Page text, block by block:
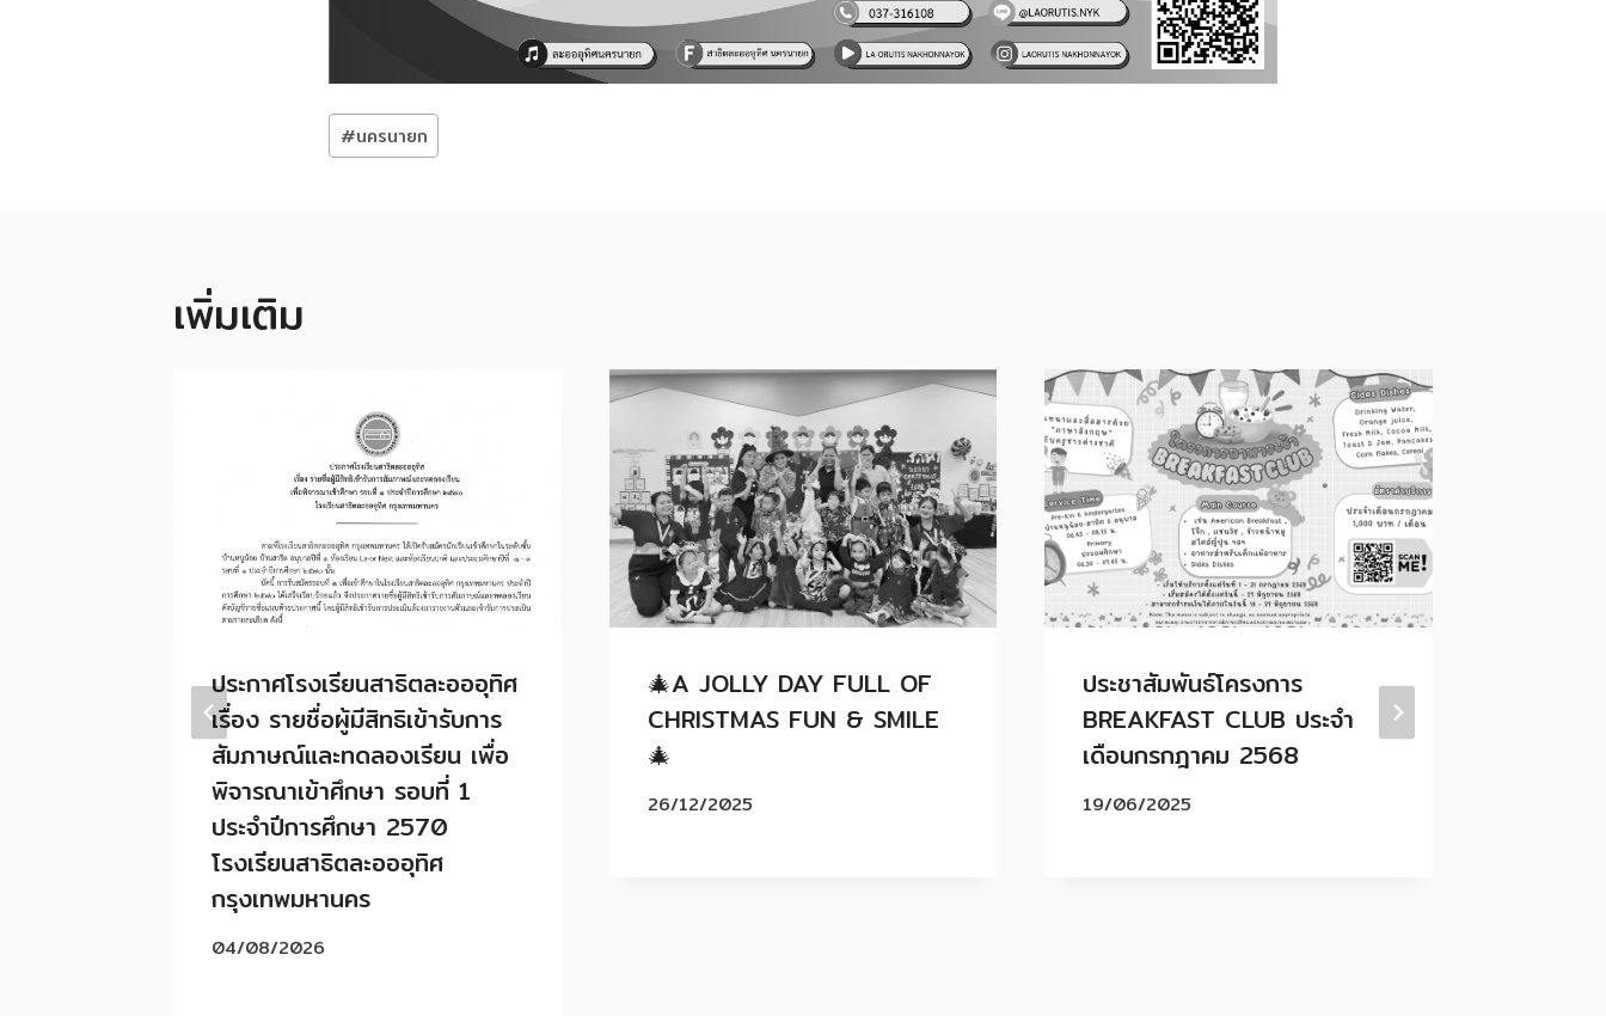
Post
Tags:
#นครนายก
เพิ่มเติม
ประกาศโรงเรียนสาธิตละอออุทิศ
เรื่อง รายชื่อผู้มีสิทธิเข้ารับการ
สัมภาษณ์และทดลองเรียน เพื่อ
พิจารณาเข้าศึกษา รอบที่ 1
ประจำปีการศึกษา 2570
โรงเรียนสาธิตละอออุทิศ
กรุงเทพมหานคร
04/08/2026
🎄A JOLLY DAY FULL OF
CHRISTMAS FUN & SMILE
🎄
26/12/2025
ประชาสัมพันธ์โครงการ
BREAKFAST CLUB ประจำ
เดือนกรกฎาคม 2568
19/06/2025